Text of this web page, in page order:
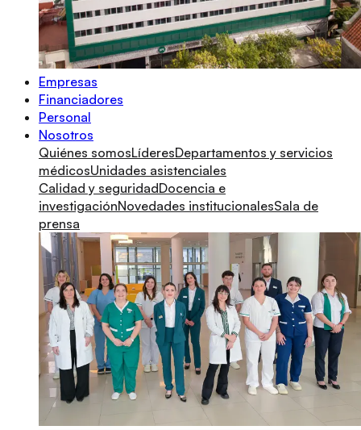
Empresas
Financiadores
Personal
Nosotros
Quiénes somosLíderesDepartamentos y servicios
médicosUnidades asistenciales
Calidad y seguridadDocencia e
investigaciónNovedades institucionalesSala de
prensa